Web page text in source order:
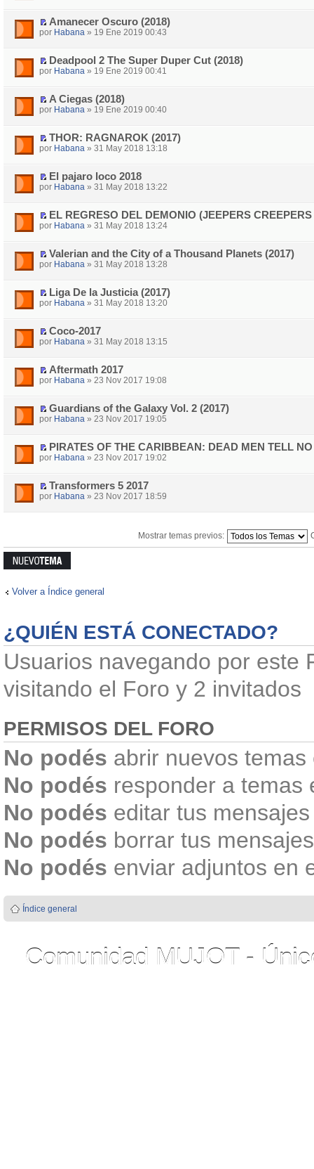
Amanecer Oscuro (2018)
por Habana » 19 Ene 2019 00:43
Deadpool 2 The Super Duper Cut (2018)
por Habana » 19 Ene 2019 00:41
A Ciegas (2018)
por Habana » 19 Ene 2019 00:40
THOR: RAGNAROK (2017)
por Habana » 31 May 2018 13:18
El pajaro loco 2018
por Habana » 31 May 2018 13:22
EL REGRESO DEL DEMONIO (JEEPERS CREEPERS
por Habana » 31 May 2018 13:24
Valerian and the City of a Thousand Planets (2017)
por Habana » 31 May 2018 13:28
Liga De la Justicia (2017)
por Habana » 31 May 2018 13:20
Coco-2017
por Habana » 31 May 2018 13:15
Aftermath 2017
por Habana » 23 Nov 2017 19:08
Guardians of the Galaxy Vol. 2 (2017)
por Habana » 23 Nov 2017 19:05
PIRATES OF THE CARIBBEAN: DEAD MEN TELL
por Habana » 23 Nov 2017 19:02
Transformers 5 2017
por Habana » 23 Nov 2017 18:59
Mostrar temas previos:
Publicar un
nuevo tema
Volver a Índice general
¿QUIÉN ESTÁ CONECTADO?
Usuarios navegando por este
visitando el Foro y 2 invitados
PERMISOS DEL FORO
No podés abrir nuevos
No podés responder a temas
No podés editar tus
No podés borrar tus
No podés enviar adjuntos en
Índice general
Comunidad MUJOT -